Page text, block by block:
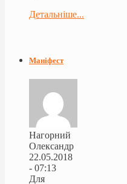
Детальніше...
Маніфест
Нагорний
Олександр
22.05.2018
- 07:13
Для